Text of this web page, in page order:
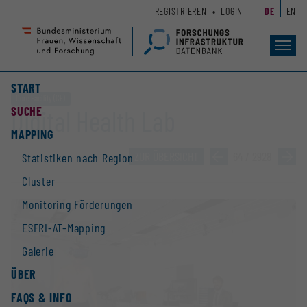
Seiteninhalt
Accesskey
Hauptnavigation
Accesskey
START
SUCHE
MAPPING
Statistiken nach Region
Cluster
Monitoring Förderungen
ESFRI-AT-Mapping
Galerie
ÜBER
FAQS & INFO
REGISTRIEREN LOGIN DE EN
Digital Health Lab